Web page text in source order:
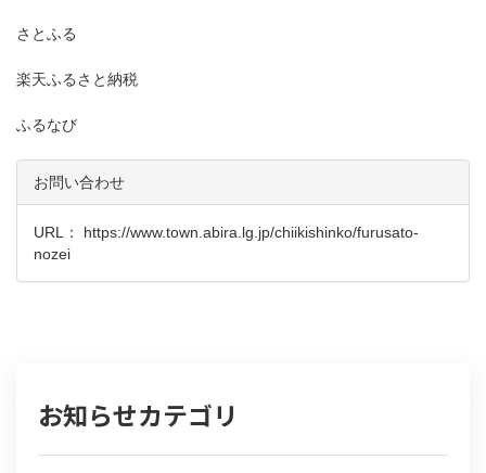
さとふる
楽天ふるさと納税
ふるなび
お問い合わせ
URL： https://www.town.abira.lg.jp/chiikishinko/furusato-
nozei
お知らせカテゴリ